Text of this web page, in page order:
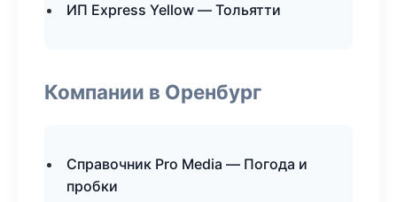
ИП Express Yellow — Тольятти
Компании в Оренбург
Справочник Pro Media — Погода и
пробки